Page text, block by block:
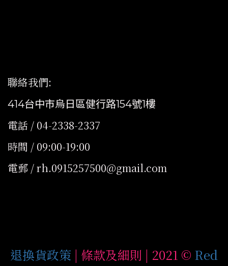
聯絡我們:
414台中市烏日區健行路154號1樓
電話 / 04-2338-2337
時間 / 09:00-19:00
電郵 / rh.0915257500@gmail.com
退換貨政策 | 條款及細則 | 2021 © Red